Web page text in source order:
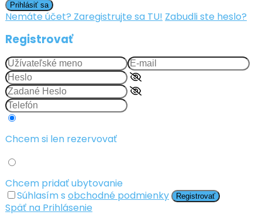
Prihlásiť sa
Nemáte účet? Zaregistrujte sa TU! Zabudli ste heslo?
Registrovať
Chcem si len rezervovať
Chcem pridať ubytovanie
Súhlasím s obchodné podmienky Registrovať
Späť na Prihlásenie